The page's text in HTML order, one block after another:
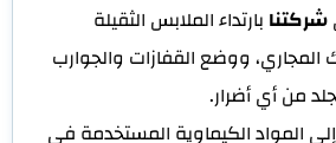
شركتنا بارتداء الملابس الثقيلة
ووضع القفازات والجوارب
من أي أضرار.
المواد الكيماوية المستخدمة في